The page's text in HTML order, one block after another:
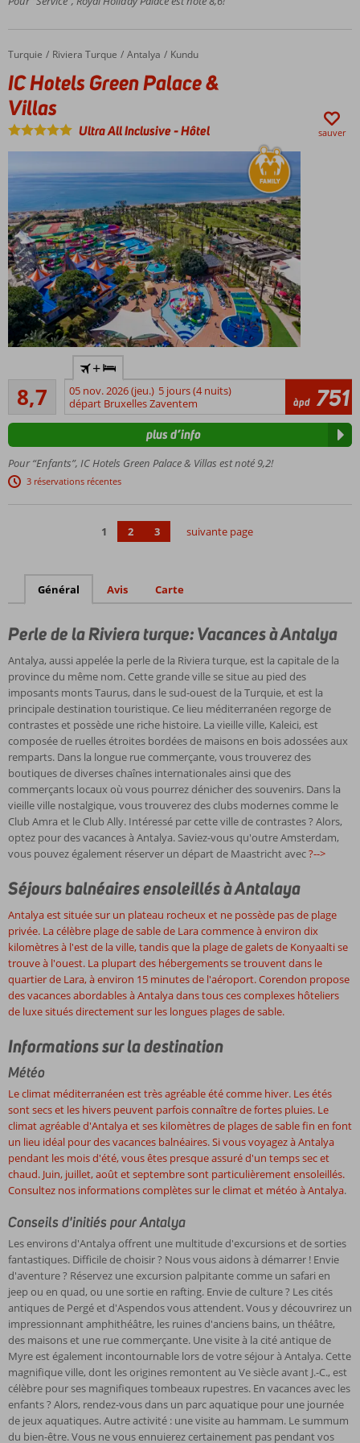
Grandes
chambres
Accueil
Turquie Riviera Turque Antalya Kundu
IC Hotels Green Palace & Villas
IC Hotels Green Palace &
Villas
Ultra All Inclusive-Hôtel sauver
Très bon
personnel
amical
Piscine
toboggans
à-la-carte
8,7
Recommandé
72
commentaires
+
05 nov. 2026 (jeu.) 5 jours (4 nuits)
départ Bruxelles Zaventem
àpd 751
Pour “Enfants”, IC Hotels Green Palace & Villas est noté 9,2!
3 réservations récentes
plus d’info
1 2 3 suivante page
Général Avis Carte
Perle de la Riviera turque: Vacances à Antalya
Antalya, aussi appelée la perle de la Riviera turque, est la capitale de la
province du même nom. Cette grande ville se situe au pied des
imposants monts Taurus, dans le sud-ouest de la Turquie, et est la
principale destination touristique. Ce lieu méditerranéen regorge de
contrastes et possède une riche histoire. La vieille ville, Kaleici, est
composée de ruelles étroites bordées de maisons en bois adossées aux
remparts. Dans la longue rue commerçante, vous trouverez des
boutiques de diverses chaînes internationales ainsi que des
commerçants locaux où vous pourrez dénicher des souvenirs. Dans la
vieille ville nostalgique, vous trouverez des clubs modernes comme le
Club Amra et le Club Ally. Intéressé par cette ville de contrastes ? Alors,
optez pour des vacances à Antalya. Saviez-vous qu'outre Amsterdam,
vous pouvez également réserver un départ de Maastricht avec?-->
Séjours balnéaires ensoleillés à Antalaya
Antalya est située sur un plateau rocheux et ne possède pas de plage
privée. La célèbre plage de sable de Lara commence à environ dix
kilomètres à l'est de la ville, tandis que la plage de galets de Konyaalti se
trouve à l'ouest. La plupart des hébergements se trouvent dans le
quartier de Lara, à environ 15 minutes de l'aéroport. Corendon propose
des vacances abordables à Antalya dans tous ces complexes hôteliers
de luxe situés directement sur les longues plages de sable.
Informations sur la destination
Météo
Le climat méditerranéen est très agréable été comme hiver. Les étés
sont secs et les hivers peuvent parfois connaître de fortes pluies. Le
climat agréable d'Antalya et ses kilomètres de plages de sable fin en font
un lieu idéal pour des vacances balnéaires. Si vous voyagez à Antalya
pendant les mois d'été, vous êtes presque assuré d'un temps sec et
chaud. Juin, juillet, août et septembre sont particulièrement ensoleillés.
Consultez nos informations complètes sur leclimat et météo à Antalya.
Conseils d'initiés pour Antalya
Les environs d'Antalya offrent une multitude d'excursions et de sorties
fantastiques. Difficile de choisir ? Nous vous aidons à démarrer ! Envie
d'aventure ? Réservez une excursion palpitante comme un safari en
jeep ou en quad, ou une sortie en rafting. Envie de culture ? Les cités
antiques de Pergé et d'Aspendos vous attendent. Vous y découvrirez un
impressionnant amphithéâtre, les ruines d'anciens bains, un théâtre,
des maisons et une rue commerçante. Une visite à la cité antique de
Myre est également incontournable lors de votre séjour à Antalya. Cette
magnifique ville, dont les origines remontent au Ve siècle avant J.-C., est
célèbre pour ses magnifiques tombeaux rupestres. En vacances avec les
enfants ? Alors, rendez-vous dans un parc aquatique pour une journée
de jeux aquatiques. Autre activité : une visite au hammam. Le summum
du bien-être. Vous ne vous ennuierez certainement pas pendant vos